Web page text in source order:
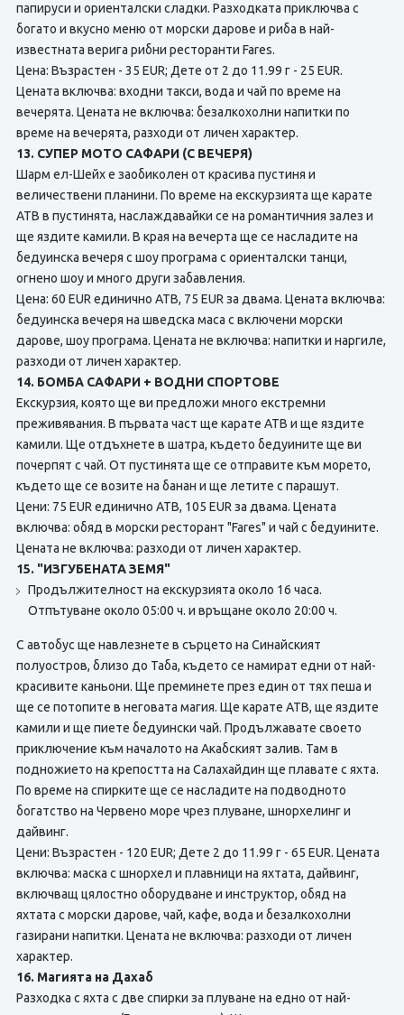
папируси и ориенталски сладки. Разходката приключва с
богато и вкусно меню от морски дарове и риба в най-
известната верига рибни ресторанти Fares.
Цена: Възрастен - 35 EUR; Дете от 2 до 11.99 г - 25 EUR.
Цената включва: входни такси, вода и чай по време на
вечерята. Цената не включва: безалкохолни напитки по
време на вечерята, разходи от личен характер.
13. СУПЕР МОТО САФАРИ (С ВЕЧЕРЯ)
Шарм ел-Шейх е заобиколен от красива пустиня и
величествени планини. По време на екскурзията ще карате
АТВ в пустинята, наслаждавайки се на романтичния залез и
ще яздите камили. В края на вечерта ще се насладите на
бедуинска вечеря с шоу програма с ориенталски танци,
огнено шоу и много други забавления.
Цена: 60 EUR единично АТВ, 75 EUR за двама. Цената включва:
бедуинска вечеря на шведска маса с включени морски
дарове, шоу програма. Цената не включва: напитки и наргиле,
разходи от личен характер.
14. БОМБА САФАРИ + ВОДНИ СПОРТОВЕ
Екскурзия, която ще ви предложи много екстремни
преживявания. В първата част ще карате АТВ и ще яздите
камили. Ще отдъхнете в шатра, където бедуините ще ви
почерпят с чай. От пустинята ще се отправите към морето,
където ще се возите на банан и ще летите с парашут.
Цени: 75 EUR единично АТВ, 105 EUR за двама. Цената
включва: обяд в морски ресторант "Fares" и чай с бедуините.
Цената не включва: разходи от личен характер.
15. "ИЗГУБЕНАТА ЗЕМЯ"
Продължителност на екскурзията около 16 часа.
Отпътуване около 05:00 ч. и връщане около 20:00 ч.
С автобус ще навлезнете в сърцето на Синайският
полуостров, близо до Таба, където се намират едни от най-
красивите каньони. Ще преминете през един от тях пеша и
ще се потопите в неговата магия. Ще карате АТВ, ще яздите
камили и ще пиете бедуински чай. Продължавате своето
приключение към началото на Акабският залив. Там в
подножието на крепостта на Салахайдин ще плавате с яхта.
По време на спирките ще се насладите на подводното
богатство на Червено море чрез плуване, шнорхелинг и
дайвинг.
Цени: Възрастен - 120 EUR; Дете 2 до 11.99 г - 65 EUR. Цената
включва: маска с шнорхел и плавници на яхтата, дайвинг,
включващ цялостно оборудване и инструктор, обяд на
яхтата с морски дарове, чай, кафе, вода и безалкохолни
газирани напитки. Цената не включва: разходи от личен
характер.
16. Магията на Дахаб
Разходка с яхта с две спирки за плуване на едно от най-